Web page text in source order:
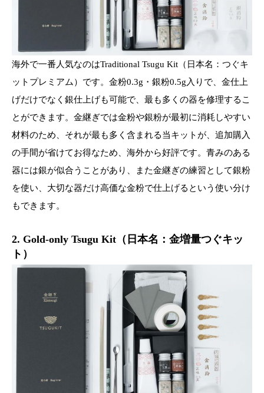
海外で一番人気なのはTraditional Tsugu Kit（日本名：つぐキ
ットプレミアム）です。金粉0.3g・銀粉0.5g入りで、金仕上
げだけでなく銀仕上げも可能で、最も多くの器を修理するこ
とができます。金継ぎでは金粉や銀粉が最初に消耗しやすい
材料のため、それが最も多く含まれる当キットが、追加購入
の手間が省けてお得なため、海外から好評です。青みのある
器には銀が似合うことがあり、また金継ぎの練習として銀粉
を使い、大切な器だけ高価な金粉で仕上げるという使い分け
もできます。
2. Gold-only Tsugu Kit（日本名：金増量つぐキッ
ト）